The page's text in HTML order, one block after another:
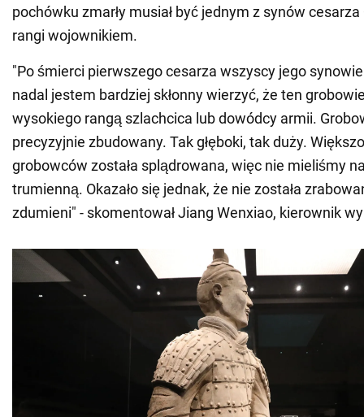
pochówku zmarły musiał być jednym z synów
rangi wojownikiem.
"Po śmierci pierwszego cesarza wszyscy jego
nadal jestem bardziej skłonny wierzyć, że ten
wysokiego rangą szlachcica lub dowódcy armii.
precyzyjnie zbudowany. Tak głęboki, tak duży.
grobowców została splądrowana, więc nie mieliśmy
trumienną. Okazało się jednak, że nie została
zdumieni" - skomentował Jiang Wenxiao, kierownik